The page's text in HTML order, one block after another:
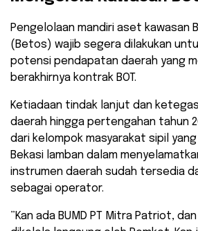
​Pengelolaan mandiri aset kawasan
(Betos) wajib segera dilakukan
potensi pendapatan daerah yang
berakhirnya kontrak BOT.
Ketiadaan tindak lanjut dan
daerah hingga pertengahan tahun
dari kelompok masyarakat sipil
Bekasi lamban dalam
instrumen daerah sudah tersedia
sebagai operator.
​”Kan ada BUMD PT Mitra Patriot,